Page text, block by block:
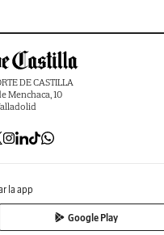
DE CASTILLA
Menchaca, 10
la app
Google Play